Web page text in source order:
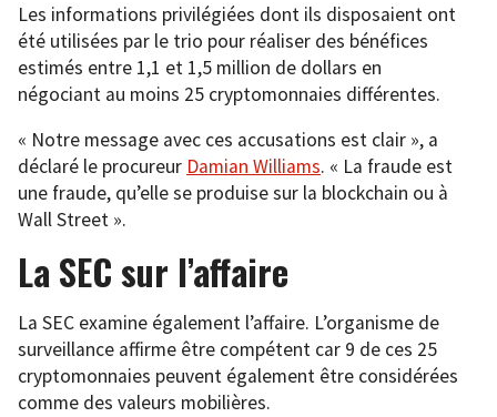
Les informations privilégiées dont ils disposaient ont
été utilisées par le trio pour réaliser des bénéfices
estimés entre 1,1 et 1,5 million de dollars en
négociant au moins 25 cryptomonnaies différentes.
« Notre message avec ces accusations est clair », a
déclaré le procureur Damian Williams. « La fraude est
une fraude, qu’elle se produise sur la blockchain ou à
Wall Street ».
La SEC sur l’affaire
La SEC examine également l’affaire. L’organisme de
surveillance affirme être compétent car 9 de ces 25
cryptomonnaies peuvent également être considérées
comme des valeurs mobilières.